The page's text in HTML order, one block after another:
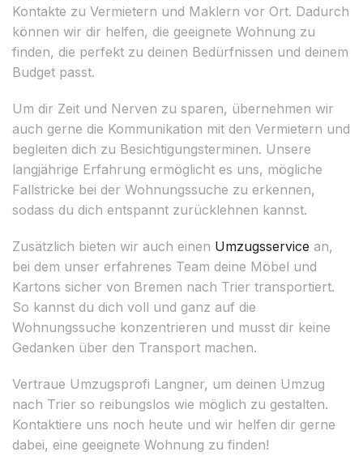
Kontakte zu Vermietern und Maklern vor Ort. Dadurch
können wir dir helfen, die geeignete Wohnung zu
finden, die perfekt zu deinen Bedürfnissen und deinem
Budget passt.
Um dir Zeit und Nerven zu sparen, übernehmen wir
auch gerne die Kommunikation mit den Vermietern und
begleiten dich zu Besichtigungsterminen. Unsere
langjährige Erfahrung ermöglicht es uns, mögliche
Fallstricke bei der Wohnungssuche zu erkennen,
sodass du dich entspannt zurücklehnen kannst.
Zusätzlich bieten wir auch einen Umzugsservice an,
bei dem unser erfahrenes Team deine Möbel und
Kartons sicher von Bremen nach Trier transportiert.
So kannst du dich voll und ganz auf die
Wohnungssuche konzentrieren und musst dir keine
Gedanken über den Transport machen.
Vertraue Umzugsprofi Langner, um deinen Umzug
nach Trier so reibungslos wie möglich zu gestalten.
Kontaktiere uns noch heute und wir helfen dir gerne
dabei, eine geeignete Wohnung zu finden!